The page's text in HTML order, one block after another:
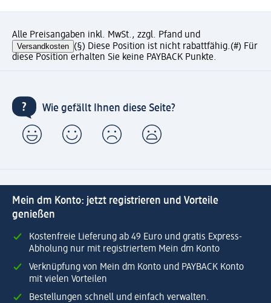
Alle Preisangaben inkl. MwSt., zzgl. Pfand und
Versandkosten (§) Diese Position ist nicht rabattfähig.(#) Für
diese Position erhalten Sie keine PAYBACK Punkte.
Wie gefällt Ihnen diese Seite?
Mein dm Konto: jetzt registrieren und Vorteile
genießen
Kostenfreie Lieferung ab 49 Euro und gratis Express-
Abholung nur mit registriertem Mein dm Konto
Verknüpfung von Mein dm Konto und PAYBACK Konto
mit vielen Vorteilen
Bestellungen schnell und einfach verwalten.